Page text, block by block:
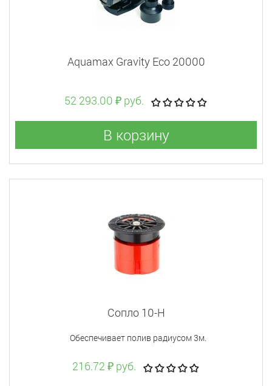
Aquamax Gravity Eco 20000
52 293.00 ₽ руб.
В корзину
Сопло 10-H
Обеспечивает полив радиусом 3м.
216.72 ₽ руб.